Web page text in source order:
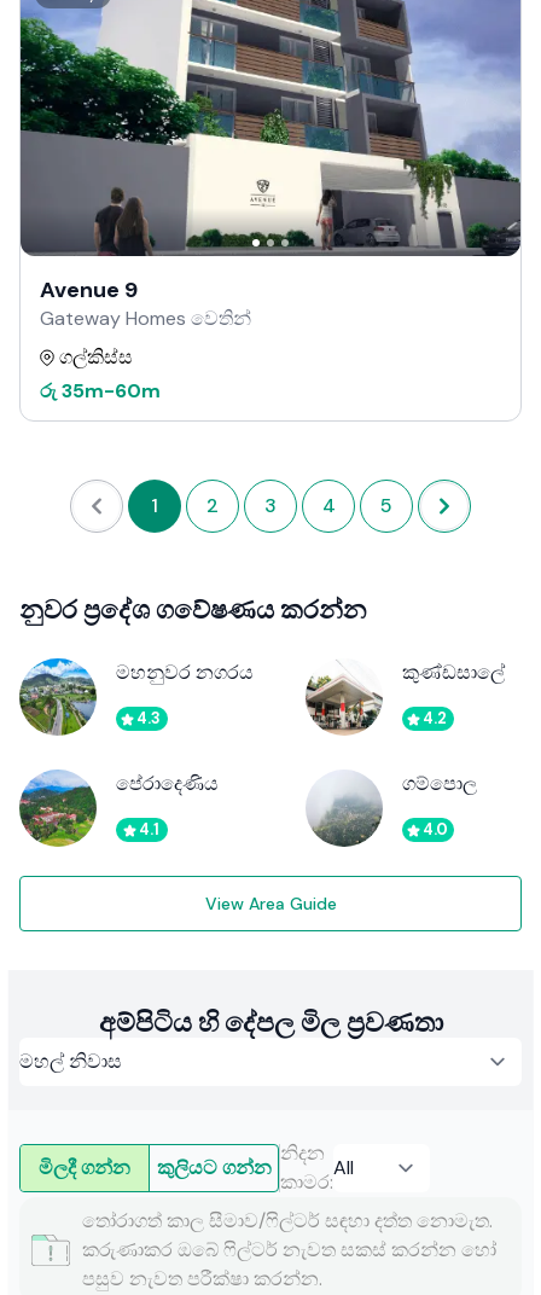
Avenue 9
Gateway Homes වෙතින්
ගල්කිස්ස
රු 35m-60m
1 2 3 4 5
නුවර ප්‍රදේශ ගවේෂණය කරන්න
මහනුවර නගරය
4.3
කුණ්ඩසාලේ
4.2
පේරාදෙණිය
4.1
ගම්පොල
4.0
View Area Guide
අම්පිටිය හි දේපල මිල ප්‍රවණතා
මිලදී ගන්න කුලියට ගන්න
නිදන
කාමර:
තෝරාගත් කාල සීමාව/ෆිල්ටර් සඳහා දත්ත නොමැත.
කරුණාකර ඔබේ ෆිල්ටර් නැවත සකස් කරන්න හෝ
පසුව නැවත පරීක්ෂා කරන්න.